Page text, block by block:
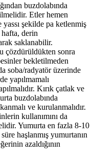
buzdolabında
Etler hemen
şekilde pa ketlenmiş
derin
saklanabilir.
çözdürüldükten sonra
bekletilmeden
soba/radyatör üzerinde
yapılmamalı
Kırık çatlak ve
buzdolabında
ve kurulanmalıdır.
kullanımını da
Yumurta en fazla 8-10
haşlanmış yumurtanın
azaldığının